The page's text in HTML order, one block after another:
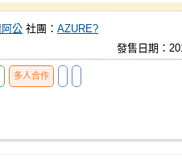
公 社團： AZURE?
發售日期：
多人合作